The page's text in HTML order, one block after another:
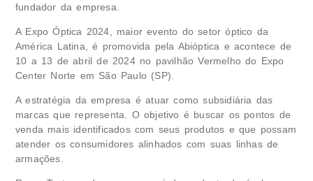
fundador da empresa.
A Expo Óptica 2024, maior evento do setor óptico da
América Latina, é promovida pela Abióptica e acontece de
10 a 13 de abril de 2024 no pavilhão Vermelho do Expo
Center Norte em São Paulo (SP).
A estratégia da empresa é atuar como subsidiária das
marcas que representa. O objetivo é buscar os pontos de
venda mais identificados com seus produtos e que possam
atender os consumidores alinhados com suas linhas de
armações.